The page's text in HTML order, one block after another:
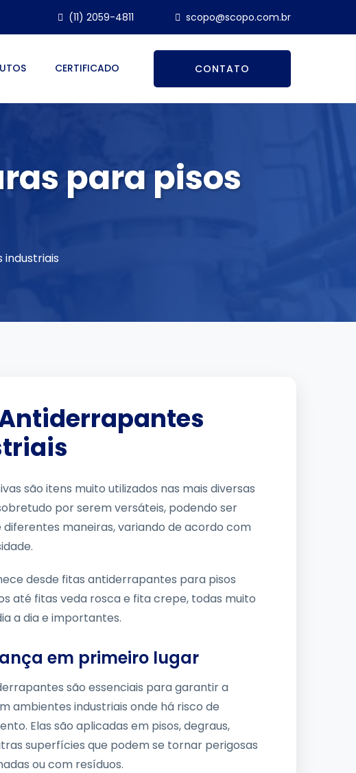
(11) 2059-4811 scopo@scopo.com.br
CERTIFICADO CONTATO
para pisos
industriais
são itens muito utilizados nas mais diversas
por serem versáteis, podendo ser
diferentes maneiras, variando de acordo com
desde fitas antiderrapantes para pisos
até fitas veda rosca e fita crepe, todas muito
a dia e importantes.
em primeiro lugar
são essenciais para garantir a
ambientes industriais onde há risco de
Elas são aplicadas em pisos, degraus,
superfícies que podem se tornar perigosas
ou com resíduos.